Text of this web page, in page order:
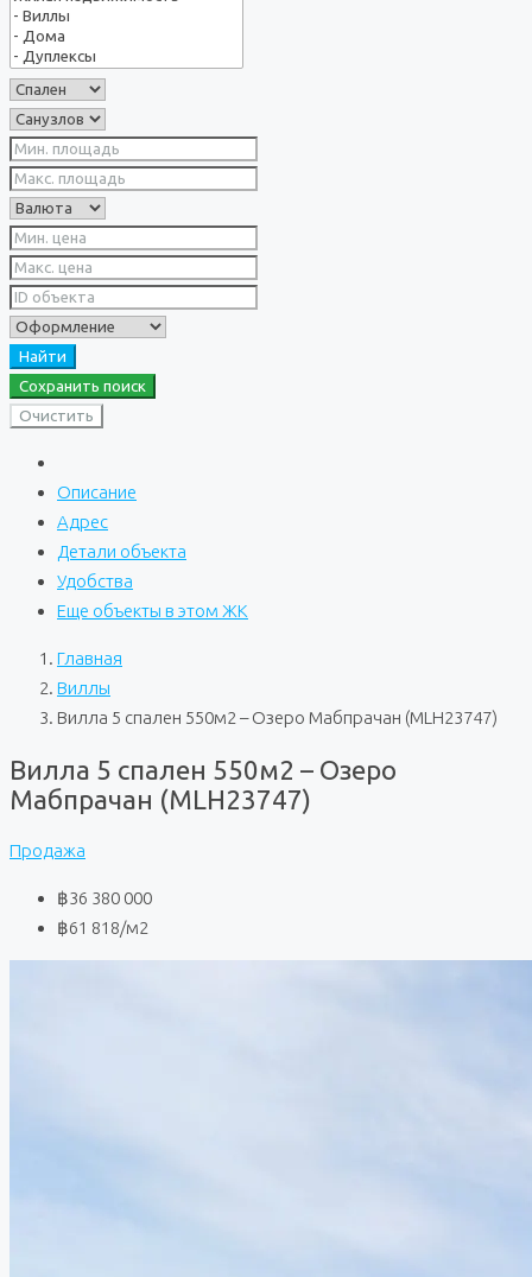
Найти
Сохранить поиск
Очистить
Описание
Адрес
Детали объекта
Удобства
Еще объекты в этом ЖК
Главная
Виллы
Вилла 5 спален 550м2 – Озеро Мабпрачан (MLH23747)
Вилла 5 спален 550м2 – Озеро
Мабпрачан (MLH23747)
Продажа
฿36 380 000
฿61 818/м2